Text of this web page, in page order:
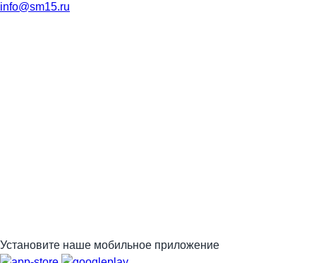
info@sm15.ru
Установите наше мобильное приложение